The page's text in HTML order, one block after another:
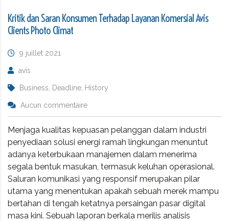
Kritik dan Saran Konsumen Terhadap Layanan Komersial Avis
Clients Photo Climat
9 juillet 2021
avis
Business, Deadline, History
Aucun commentaire
Menjaga kualitas kepuasan pelanggan dalam industri
penyediaan solusi energi ramah lingkungan menuntut
adanya keterbukaan manajemen dalam menerima
segala bentuk masukan, termasuk keluhan operasional.
Saluran komunikasi yang responsif merupakan pilar
utama yang menentukan apakah sebuah merek mampu
bertahan di tengah ketatnya persaingan pasar digital
masa kini. Sebuah laporan berkala merilis analisis